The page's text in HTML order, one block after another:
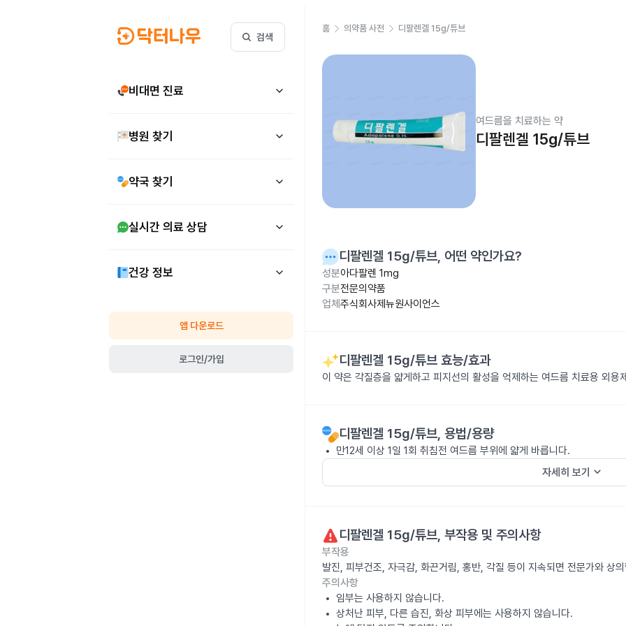
검색
비대면 진료
병원 찾기
약국 찾기
실시간 의료 상담
건강 정보
앱 다운로드
로그인/가입
홈 의약품 사전 디팔렌겔 15g/튜브
여드름을 치료하는 약
디팔렌겔 15g/튜브
디팔렌겔 15g/튜브, 어떤 약인가요?
성분아다팔렌 1mg
구분전문의약품
업체 주식회사제뉴원사이언스
디팔렌겔 15g/튜브 효능/효과
이 약은 각질층을 얇게하고 피지선의 활성을 억제하는 여드름 치료용 외용
디팔렌겔 15g/튜브, 용법/용량
만12세 이상 1일 1회 취침전 여드름 부위에 얇게 바릅니다.
자세히 보기 keyboard_arrow_down
디팔렌겔 15g/튜브, 부작용 및 주의사항
부작용
발진, 피부건조, 자극감, 화끈거림, 홍반, 각질 등이 지속되면 전문가와 상
주의사항
임부는 사용하지 않습니다.
상처난 피부, 다른 습진, 화상 피부에는 사용하지 않습니다.